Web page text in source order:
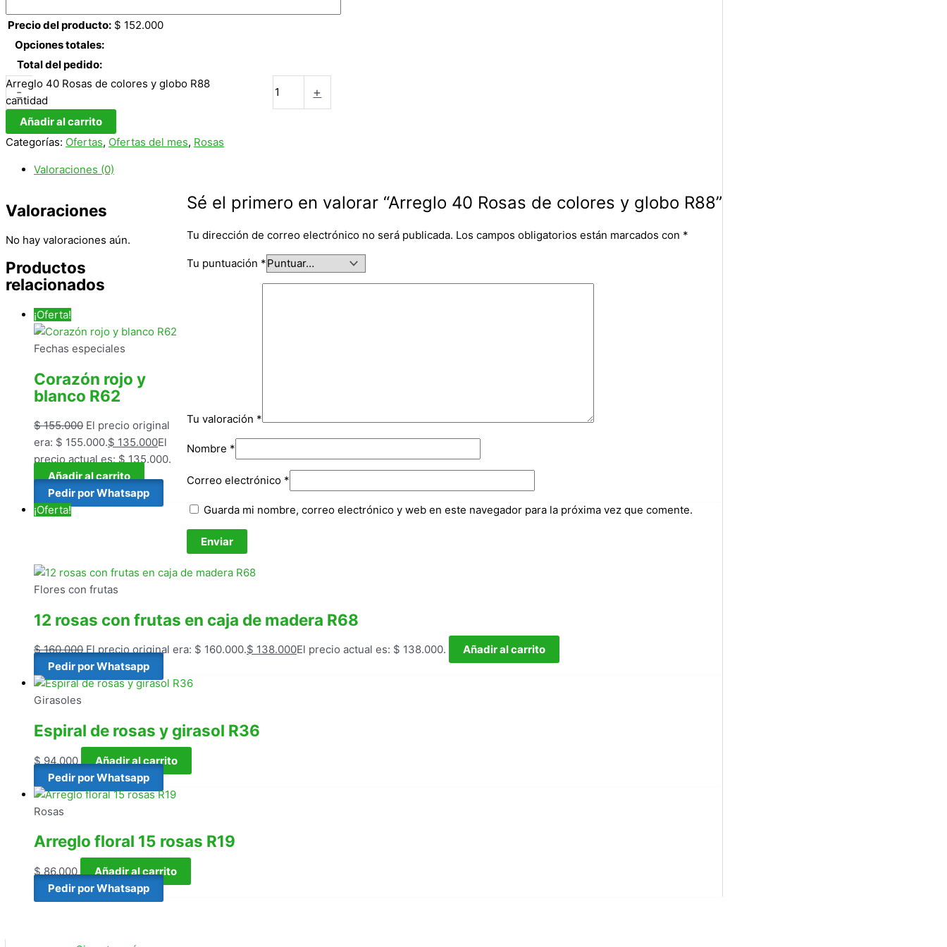
Precio del producto: $ 152.000
Opciones totales:
Total del pedido:
-
Arreglo 40 Rosas de colores y globo R88
cantidad
+
Añadir al carrito
Categorías: Ofertas, Ofertas del mes, Rosas
Valoraciones (0)
Valoraciones
No hay valoraciones aún.
Sé el primero en valorar “Arreglo 40 Rosas de colores y globo R88”
Tu dirección de correo electrónico no será publicada. Los campos obligatorios están marcados con *
Tu puntuación *
Tu valoración *
Nombre *
Correo electrónico *
Guarda mi nombre, correo electrónico y web en este navegador para la próxima vez que comente.
Productos
relacionados
¡Oferta!
Fechas especiales
Corazón rojo y
blanco R62
$155.000 El precio original
era: $ 155.000.$ 135.000El
precio actual es: $ 135.000.
Añadir al carrito
Pedir por Whatsapp
¡Oferta!
Flores con frutas
12 rosas con frutas en caja de madera R68
$160.000 El precio original era: $ 160.000.$ 138.000El precio actual es: $ 138.000.
Añadir al carrito
Pedir por Whatsapp
Girasoles
Espiral de rosas y girasol R36
$ 94.000
Añadir al carrito
Pedir por Whatsapp
Rosas
Arreglo floral 15 rosas R19
$86.000
Añadir al carrito
Pedir por Whatsapp